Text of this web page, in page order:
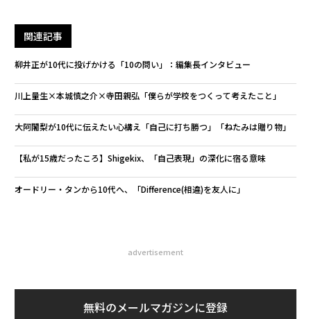
関連記事
柳井正が10代に投げかける「10の問い」：編集長インタビュー
川上量生×本城慎之介×寺田親弘「僕らが学校をつくって考えたこと」
大阿闍梨が10代に伝えたい心構え「自己に打ち勝つ」「ねたみは贈り物」
【私が15歳だったころ】Shigekix、「自己表現」の深化に宿る意味
オードリー・タンから10代へ、「Difference(相違)を友人に」
advertisement
無料のメールマガジンに登録